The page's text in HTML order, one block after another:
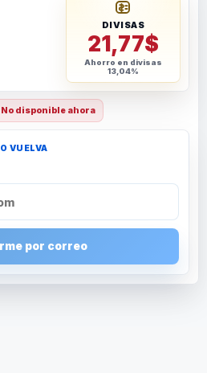
DIVISAS
21,77$
Ahorro en divisas
13,04%
No disponible ahora
VUELVA
por correo